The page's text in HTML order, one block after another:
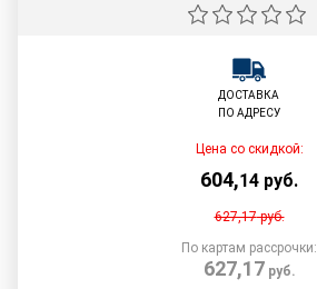
ДОСТАВКА
ПО АДРЕСУ
Цена со скидкой:
604,14 руб.
627,17руб.
По картам рассрочки:
627,17 руб.